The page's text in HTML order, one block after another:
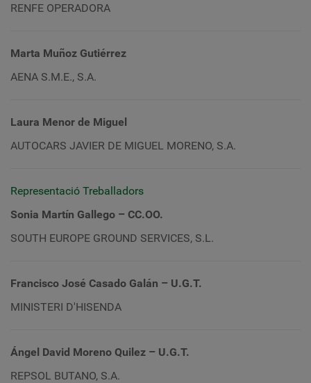
RENFE OPERADORA
Marta Muñoz Gutiérrez
AENA S.M.E., S.A.
Laura Menor de Miguel
AUTOCARS JAVIER DE MIGUEL MORENO, S.A.
Representació Treballadors
Sonia Martín Gallego – CC.OO.
SOUTH EUROPE GROUND SERVICES, S.L.
Francisco José Casado Galán – U.G.T.
MINISTERI D'HISENDA
Ángel David Moreno Quilez – U.G.T.
REPSOL BUTANO, S.A.